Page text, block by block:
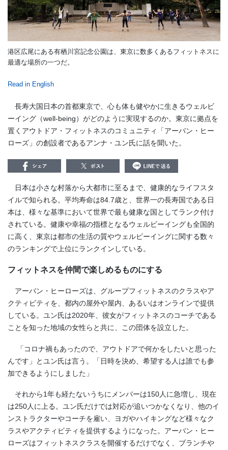
港区広尾にある有栖川宮記念公園は、東京に数多くあるフィットネスに
最適な場所の一つだ。
Read in English
長寿大国日本の首都東京で、心も体も健やかに生きるウェルビ
ーイング（well-being）がどのように実現するのか。東京に拠点を
置くアウトドア・フィットネスのコミュニティ「アーバン・ヒー
ローズ」の創設者であるアンナ・ユン氏に話を聞いた。
日本は小さな村落から大都市に至るまで、健康的なライフスタ
イルで知られる。平均寿命は84.7歳と、世界一の長寿国である日
本は、様々な基準において世界で最も健康な国としてランク付け
されている。健康や幸福の指標となるウェルビーイングも全国的
に高く、東京は都市の生活の質やウェルビーイングに関する数々
のランキングで上位にランクインしている。
フィットネスを仲間で楽しめるものにする
アーバン・ヒーローズは、グループフィットネスのクラスやア
クティビティを、都内の屋外や屋内、あるいはオンラインで提供
している。ユン氏は2020年、彼女がフィットネスのコーチである
ことを知った地域の女性らと共に、この団体を設立した。
「コロナ禍もあったので、アウトドアで何かをしたいと思った
んです」とユン氏は言う。「日時を決め、希望する人は誰でも参
加できるようにしました」
それから1年も経たないうちにメンバーは150人に急増し、現在
は250人に上る。ユン氏だけでは対応が追いつかなくなり、他のイ
ンストラクターやコーチを雇い、ヨガやハイキングなど様々なク
ラスやアクティビティを提供するようになった。アーバン・ヒー
ローズはフィットネスクラスを開催するだけでなく、ブランチや